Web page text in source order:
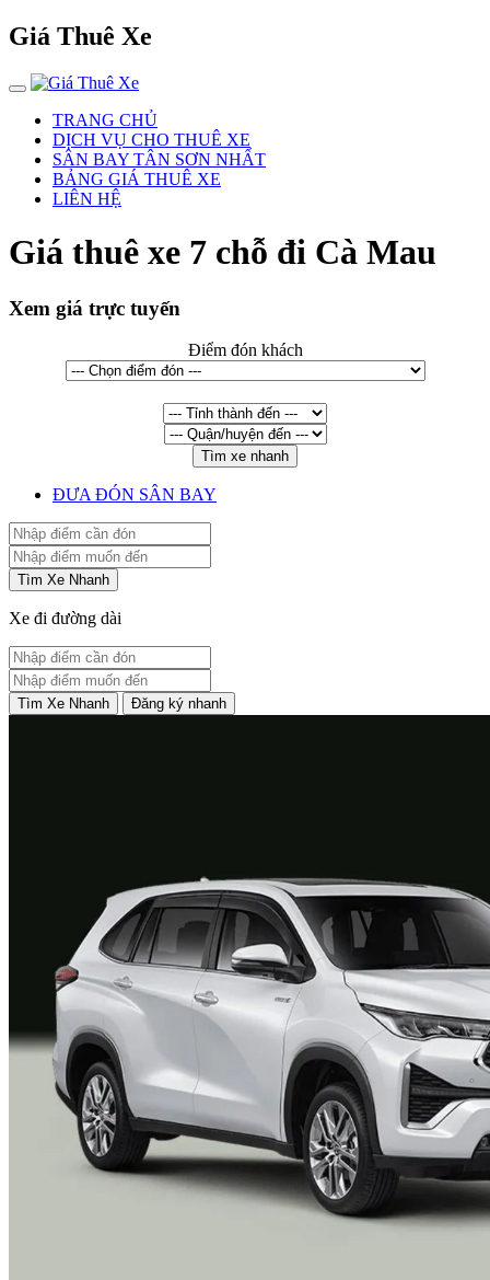
Giá Thuê Xe
TRANG CHỦ
DỊCH VỤ CHO THUÊ XE
SÂN BAY TÂN SƠN NHẤT
BẢNG GIÁ THUÊ XE
LIÊN HỆ
Giá thuê xe 7 chỗ đi Cà Mau
Xem giá trực tuyến
Điểm đón khách
Tìm xe nhanh
ĐƯA ĐÓN SÂN BAY
Tìm Xe Nhanh
Xe đi đường dài
Tìm Xe Nhanh Đăng ký nhanh